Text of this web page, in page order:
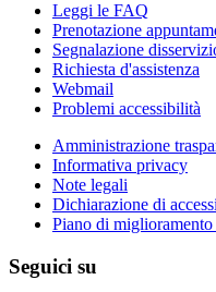
Leggi le FAQ
Prenotazione
Segnalazione
Richiesta d'assistenza
Webmail
Problemi accessibilità
Amministrazione
Informativa privacy
Note legali
Dichiarazione di
Piano di
Seguici su